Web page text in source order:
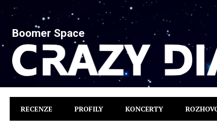
Boomer Space
RECENZE PROFILY KONCERTY